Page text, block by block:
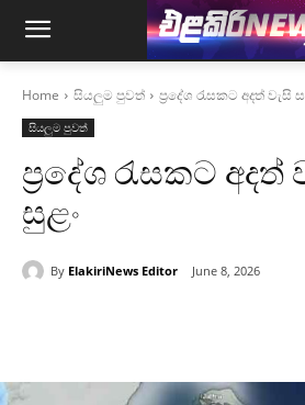
Home සියලුම පුවත් ප්‍රදේශ රැසකට අදත් වැසි
සියලුම පුවත්
ප්‍රදේශ රැසකට අදත්
සුළං
By ElakiriNews Editor June 8, 2026